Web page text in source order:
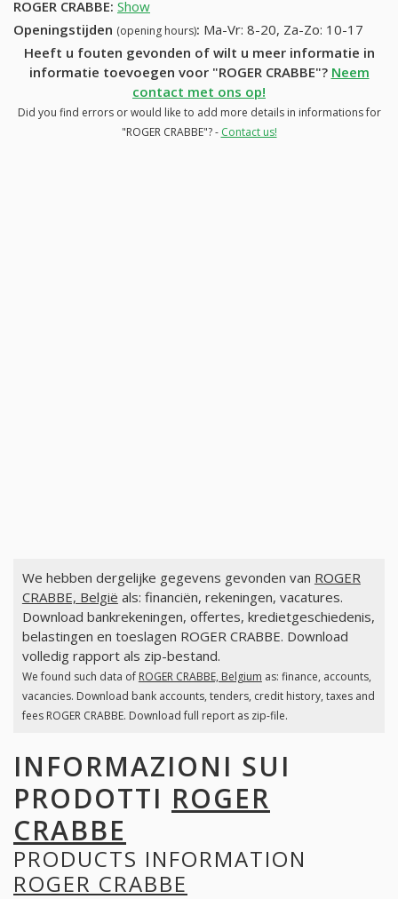
ROGER CRABBE: Show
Openingstijden (opening hours): Ma-Vr: 8-20, Za-Zo: 10-17
Heeft u fouten gevonden of wilt u meer informatie in
informatie toevoegen voor "ROGER CRABBE"? Neem
contact met ons op!
Did you find errors or would like to add more details in informations for
"ROGER CRABBE"? - Contact us!
We hebben dergelijke gegevens gevonden van ROGER
CRABBE, België als: financiën, rekeningen, vacatures.
Download bankrekeningen, offertes, kredietgeschiedenis,
belastingen en toeslagen ROGER CRABBE. Download
volledig rapport als zip-bestand.
We found such data of ROGER CRABBE, Belgium as: finance, accounts,
vacancies. Download bank accounts, tenders, credit history, taxes and
fees ROGER CRABBE. Download full report as zip-file.
INFORMAZIONI SUI
PRODOTTI ROGER
CRABBE
PRODUCTS INFORMATION
ROGER CRABBE